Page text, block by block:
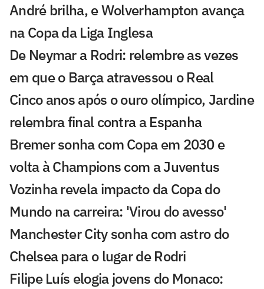
André brilha, e Wolverhampton avança
na Copa da Liga Inglesa
De Neymar a Rodri: relembre as vezes
em que o Barça atravessou o Real
Cinco anos após o ouro olímpico, Jardine
relembra final contra a Espanha
Bremer sonha com Copa em 2030 e
volta à Champions com a Juventus
Vozinha revela impacto da Copa do
Mundo na carreira: 'Virou do avesso'
Manchester City sonha com astro do
Chelsea para o lugar de Rodri
Filipe Luís elogia jovens do Monaco: